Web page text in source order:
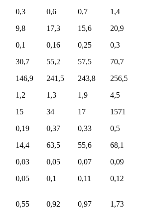
0,3 0,6 0,7
1,4
9,8 17,3 15,6
20,9
0,1 0,16 0,25
0,3
30,7 55,2 57,5
70,7
146,9 241,5 243,8
256,5
1,2 1,3 1,9
4,5
15 34 17
1571
0,19 0,37 0,33
0,5
14,4 63,5 55,6
68,1
0,03 0,05 0,07
0,09
0,05 0,1 0,11 0,12
0,55 0,92 0,97
1,73